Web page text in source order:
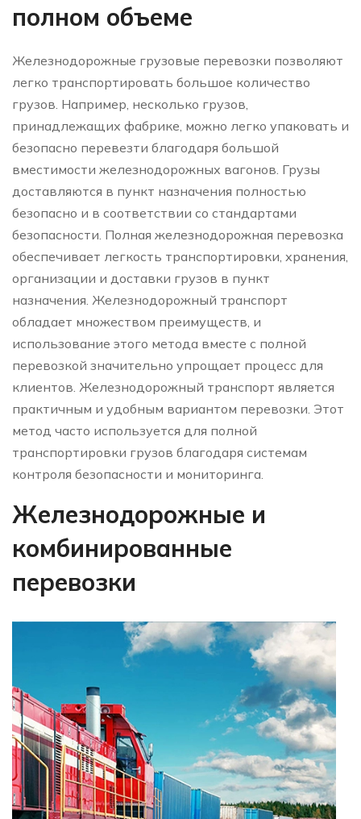
полном объеме
Железнодорожные грузовые перевозки позволяют
легко транспортировать большое количество
грузов. Например, несколько грузов,
принадлежащих фабрике, можно легко упаковать и
безопасно перевезти благодаря большой
вместимости железнодорожных вагонов. Грузы
доставляются в пункт назначения полностью
безопасно и в соответствии со стандартами
безопасности. Полная железнодорожная перевозка
обеспечивает легкость транспортировки, хранения,
организации и доставки грузов в пункт
назначения. Железнодорожный транспорт
обладает множеством преимуществ, и
использование этого метода вместе с полной
перевозкой значительно упрощает процесс для
клиентов. Железнодорожный транспорт является
практичным и удобным вариантом перевозки. Этот
метод часто используется для полной
транспортировки грузов благодаря системам
контроля безопасности и мониторинга.
Железнодорожные и
комбинированные
перевозки